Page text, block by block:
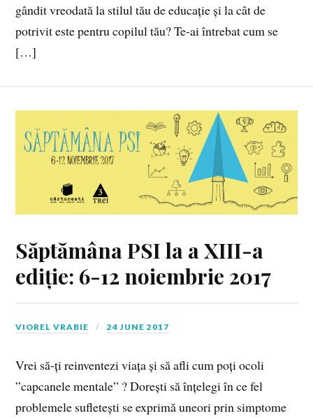
gândit vreodată la stilul tău de educație și la cât de
potrivit este pentru copilul tău? Te-ai întrebat cum se
[…]
Săptămâna PSI la a XIII-a
ediție: 6-12 noiembrie 2017
VIOREL VRABIE 24 JUNE 2017
Vrei să-ți reinventezi viața și să afli cum poți ocoli
”capcanele mentale” ? Dorești să înțelegi în ce fel
problemele sufletești se exprimă uneori prin simptome